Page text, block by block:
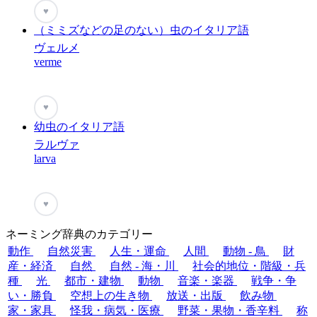
♥
（ミミズなどの足のない）虫のイタリア語
ヴェルメ
verme
♥
幼虫のイタリア語
ラルヴァ
larva
♥
ネーミング辞典のカテゴリー
動作
自然災害 人生・運命 人間 動物 - 鳥
財
産・経済
自然 自然 - 海・川
社会的地位・階級・兵
種
光 都市・建物 動物 音楽・楽器
戦争・争
い・勝負
空想上の生き物 放送・出版
飲み物
家・家具
怪我・病気・医療 野菜・果物・香辛料
称